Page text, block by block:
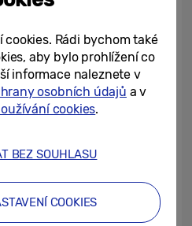
efekty
podle odborné poroty
z Kroměříže –
Ta díky technologii Eye
a zvukovými
hořet, čtenář
Rádi bychom také
aby bylo prohlížení co
informace naleznete v
osobních údajů a v
cookies.
BEZ SOUHLASU
COOKIES